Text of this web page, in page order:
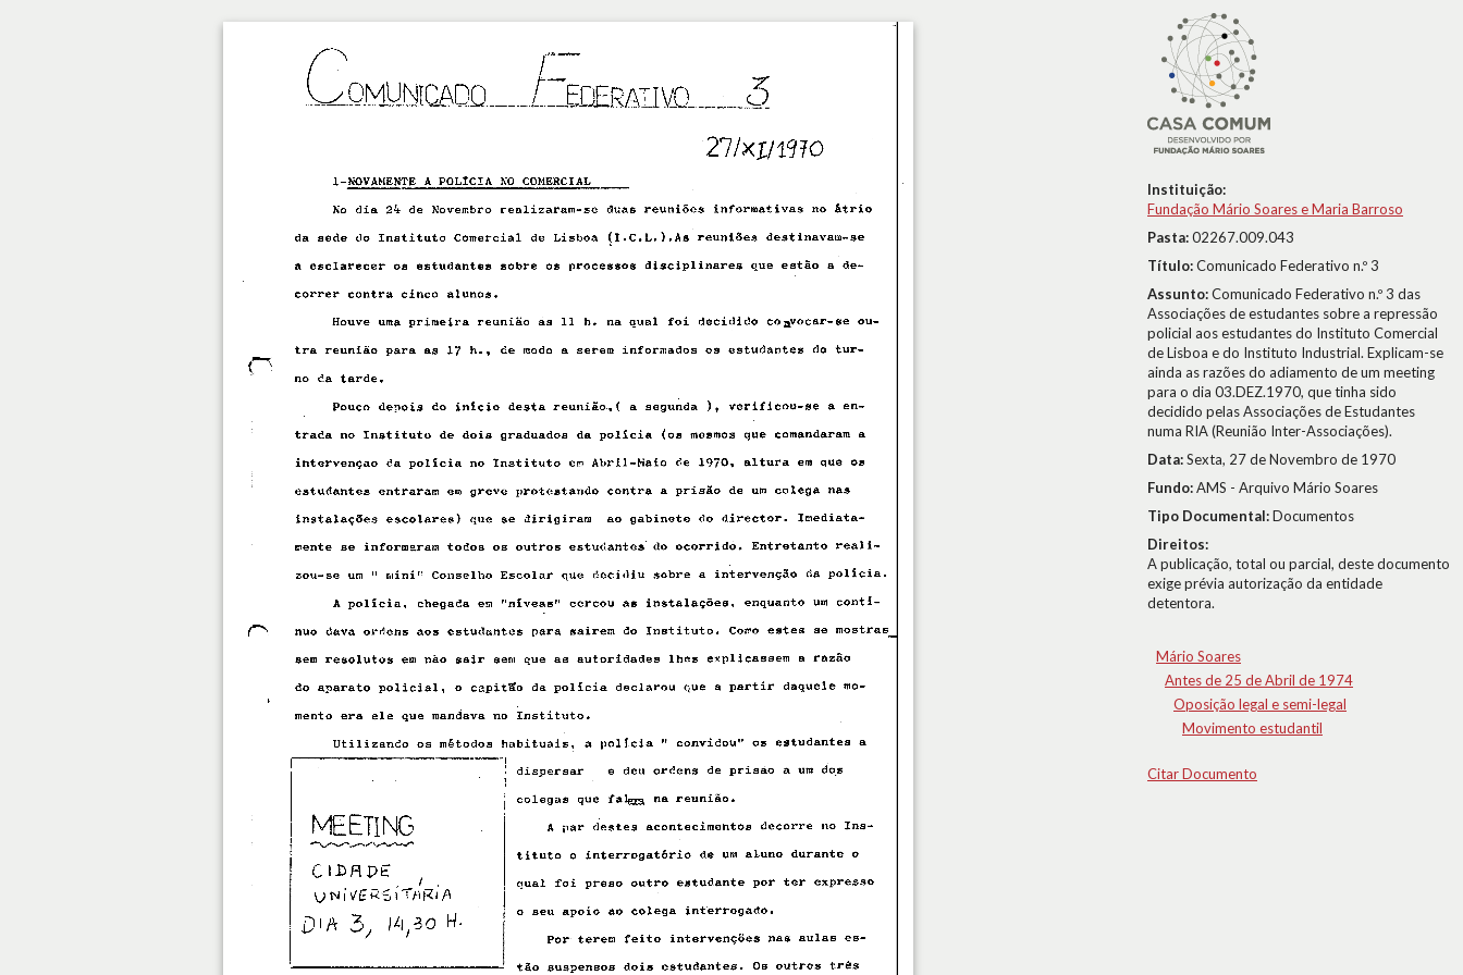
Instituição:
Fundação Mário Soares e Maria Barroso
Pasta:02267.009.043
Título:Comunicado Federativo n.º 3
Assunto:Comunicado Federativo n.º 3 das
Associações de estudantes sobre a repressão
policial aos estudantes do Instituto Comercial
de Lisboa e do Instituto Industrial. Explicam-se
ainda as razões do adiamento de um meeting
para o dia 03.DEZ.1970, que tinha sido
decidido pelas Associações de Estudantes
numa RIA (Reunião Inter-Associações).
Data:Sexta, 27 de Novembro de 1970
Fundo:AMS - Arquivo Mário Soares
Tipo Documental:Documentos
Direitos:
A publicação, total ou parcial, deste documento
exige prévia autorização da entidade
detentora.
Mário Soares
Antes de 25 de Abril de 1974
Oposição legal e semi-legal
Movimento estudantil
Citar Documento